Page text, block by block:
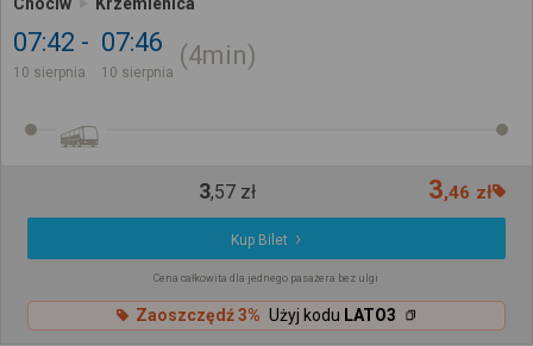
07:42
10 sierpnia
07:46
10 sierpnia
4min
3,57 zł 3,46 zł
Kup Bilet
Cena całkowita dla jednego pasażera bez ulgi
Zaoszczędź 3% Użyj kodu LATO3